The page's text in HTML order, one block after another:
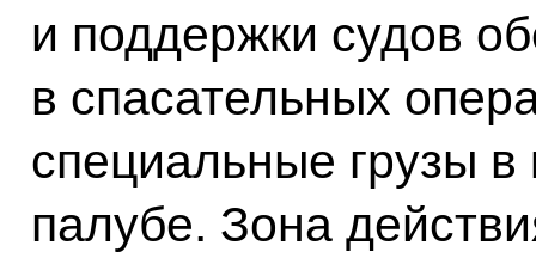
и поддержки судов
в спасательных
специальные грузы в
палубе. Зона